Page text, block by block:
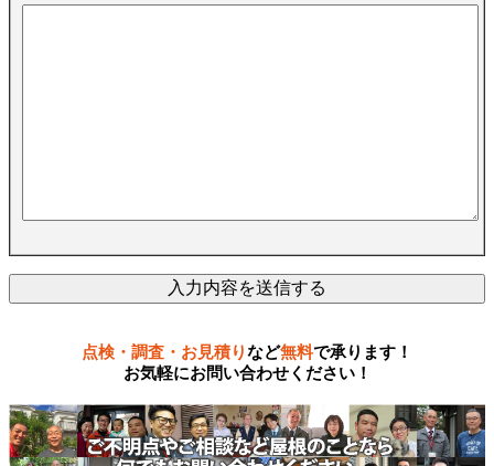
点検・調査・お見積りなど無料で承ります！
お気軽にお問い合わせください！